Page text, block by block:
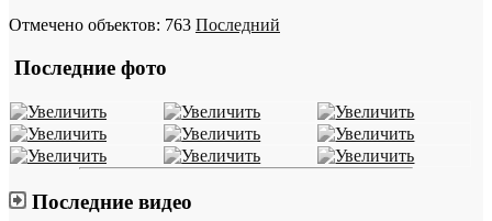
Отмечено объектов: 763 Последний
Последние фото
Последние видео